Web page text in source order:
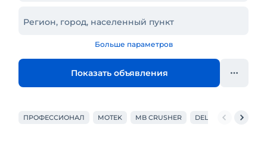
Регион, город, населенный пункт
Больше параметров
Показать объявления
ПРОФЕССИОНАЛ MOTEK MB CRUSHER DELTA